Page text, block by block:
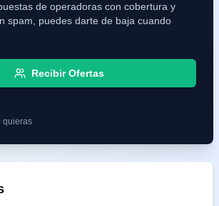
de operadoras con cobertura y
spam, puedes darte de baja cuando
Recibir Ofertas
quieras